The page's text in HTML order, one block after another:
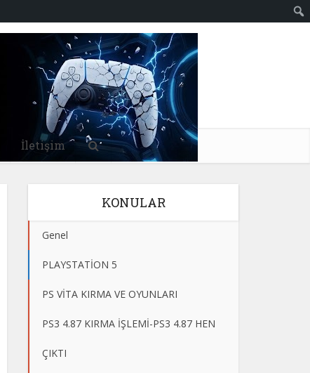
İletişim
KONULAR
Genel
PLAYSTATİON 5
PS VİTA KIRMA VE OYUNLARI
PS3 4.87 KIRMA İŞLEMİ-PS3 4.87 HEN
ÇIKTI